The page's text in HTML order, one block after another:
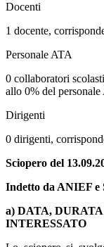
Docenti
1 docente,
Personale ATA
0 collaboratori
allo 0% del personale
Dirigenti
0 dirigenti,
Sciopero del
Indetto da ANIEF e
a) DATA,
INTERESSATO